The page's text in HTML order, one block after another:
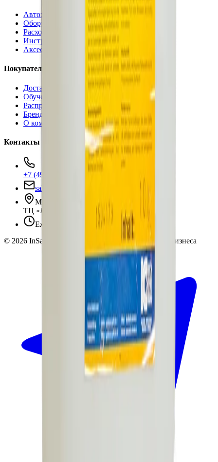
Автохимия
Оборудование
Расходные материалы
Инструменты
Аксессуары
Покупателям
Доставка и оплата
Обучение
Распродажа
Бренды
О компании
Контакты
+7 (495) 135-35-99
sales@insafe.ru
Москва, Люблинская ул., 153.
ТЦ «Люблю Молл», -1 уровень
Ежедневно 10:00 — 19:00
© 2026 InSafe.ru — Товары и технологии для автобизнеса